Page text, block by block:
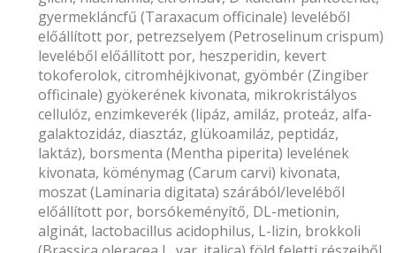
gyermekláncfű (Taraxacum officinale) leveléből
előállított por, petrezselyem (Petroselinum crispum)
leveléből előállított por, heszperidin, kevert
tokoferolok, citromhéjkivonat, gyömbér (Zingiber
officinale) gyökerének kivonata, mikrokristályos
cellulóz, enzimkeverék (lipáz, amiláz, proteáz, alfa-
galaktozidáz, diasztáz, glükoamiláz, peptidáz,
laktáz), borsmenta (Mentha piperita) levelének
kivonata, köménymag (Carum carvi) kivonata,
moszat (Laminaria digitata) szárából/leveléből
előállított por, borsókeményítő, DL-metionin,
alginát, lactobacillus acidophilus, L-lizin, brokkoli